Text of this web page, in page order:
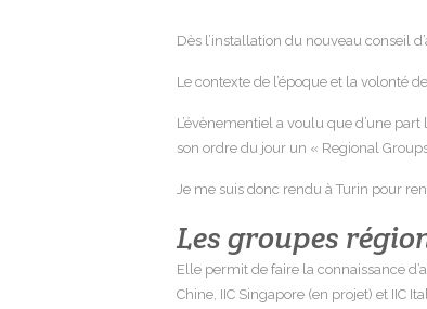
Dès l’installation du nouveau conseil
Le contexte de l’époque et la volonté
L’évènementiel a voulu que d’une
son ordre du jour un « Regional
Je me suis donc rendu à Turin pour
Les groupes
Elle permit de faire la connaissance
Chine, IIC Singapore (en projet) et IIC